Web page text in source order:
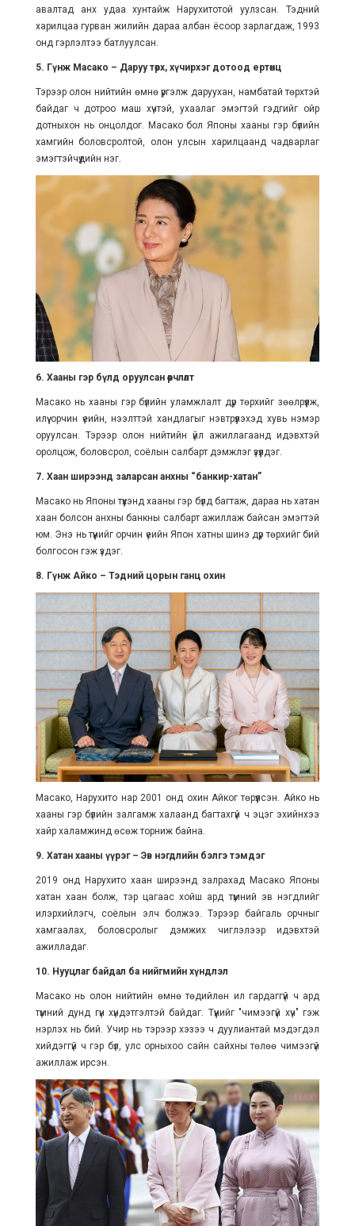
авалтад анх удаа хунтайж Нарухитотой уулзсан. Тэдний
харилцаа гурван жилийн дараа албан ёсоор зарлагдаж, 1993
онд гэрлэлтээ батлуулсан.
5. Гүнж Масако – Даруу төрх, хүчирхэг дотоод ертөнц
Тэрээр олон нийтийн өмнө үргэлж даруухан, намбатай төрхтэй
байдаг ч дотроо маш хүчтэй, ухаалаг эмэгтэй гэдгийг ойр
дотныхон нь онцолдог. Масако бол Японы хааны гэр бүлийн
хамгийн боловсролтой, олон улсын харилцаанд чадварлаг
эмэгтэйчүүдийн нэг.
6. Хааны гэр бүлд оруулсан өөрчлөлт
Масако нь хааны гэр бүлийн уламжлалт дүр төрхийг зөөлрүүлж,
илүү орчин үеийн, нээлттэй хандлагыг нэвтрүүлэхэд хувь нэмэр
оруулсан. Тэрээр олон нийтийн үйл ажиллагаанд идэвхтэй
оролцож, боловсрол, соёлын салбарт дэмжлэг үзүүлдэг.
7. Хаан ширээнд заларсан анхны “банкир-хатан”
Масако нь Японы түүхэнд хааны гэр бүлд багтаж, дараа нь хатан
хаан болсон анхны банкны салбарт ажиллаж байсан эмэгтэй
юм. Энэ нь түүнийг орчин үеийн Япон хатны шинэ дүр төрхийг бий
болгосон гэж үздэг.
8. Гүнж Айко – Тэдний цорын ганц охин
Масако, Нарухито нар 2001 онд охин Айког төрүүлсэн. Айко нь
хааны гэр бүлийн залгамж халаанд багтахгүй ч эцэг эхийнхээ
хайр халамжинд өсөж торниж байна.
9. Хатан хааны үүрэг – Эв нэгдлийн бэлгэ тэмдэг
2019 онд Нарухито хаан ширээнд залрахад Масако Японы
хатан хаан болж, тэр цагаас хойш ард түмний эв нэгдлийг
илэрхийлэгч, соёлын элч болжээ. Тэрээр байгаль орчныг
хамгаалах, боловсролыг дэмжих чиглэлээр идэвхтэй
ажилладаг.
10. Нууцлаг байдал ба нийгмийн хүндлэл
Масако нь олон нийтийн өмнө төдийлөн ил гардаггүй ч ард
түмний дунд гүн хүндэтгэлтэй байдаг. Түүнийг "чимээгүй хүч" гэж
нэрлэх нь бий. Учир нь тэрээр хэзээ ч дуулиантай мэдэгдэл
хийдэггүй ч гэр бүл, улс орныхоо сайн сайхны төлөө чимээгүй
ажиллаж ирсэн.